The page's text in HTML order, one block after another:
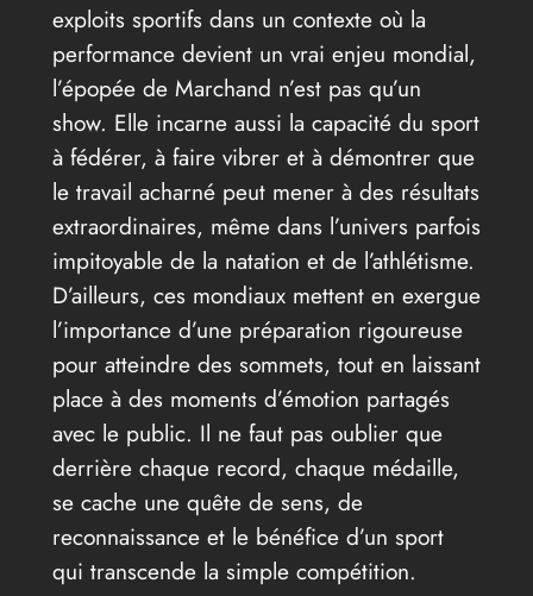
exploits sportifs dans un contexte où la
performance devient un vrai enjeu mondial,
l’épopée de Marchand n’est pas qu’un
show. Elle incarne aussi la capacité du sport
à fédérer, à faire vibrer et à démontrer que
le travail acharné peut mener à des résultats
extraordinaires, même dans l’univers parfois
impitoyable de la natation et de l’athlétisme.
D’ailleurs, ces mondiaux mettent en exergue
l’importance d’une préparation rigoureuse
pour atteindre des sommets, tout en laissant
place à des moments d’émotion partagés
avec le public. Il ne faut pas oublier que
derrière chaque record, chaque médaille,
se cache une quête de sens, de
reconnaissance et le bénéfice d’un sport
qui transcende la simple compétition.